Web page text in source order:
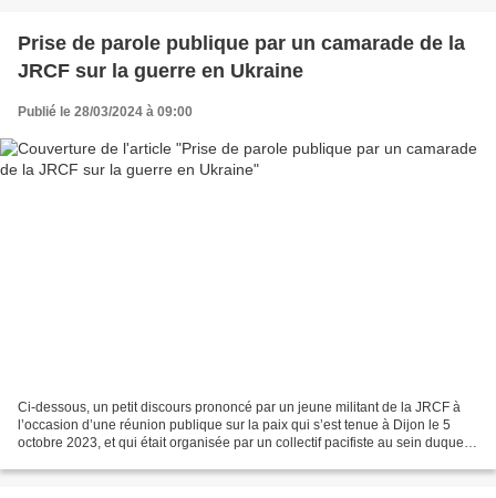
Prise de parole publique par un camarade de la
JRCF sur la guerre en Ukraine
Publié le 28/03/2024 à 09:00
Ci-dessous, un petit discours prononcé par un jeune militant de la JRCF à
l’occasion d’une réunion publique sur la paix qui s’est tenue à Dijon le 5
octobre 2023, et qui était organisée par un collectif pacifiste au sein duquel il